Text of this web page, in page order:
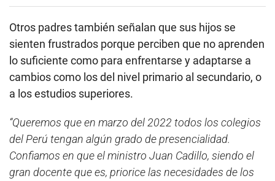
Otros padres también señalan que sus hijos se
sienten frustrados porque perciben que no aprenden
lo suficiente como para enfrentarse y adaptarse a
cambios como los del nivel primario al secundario, o
a los estudios superiores.
“Queremos que en marzo del 2022 todos los colegios
del Perú tengan algún grado de presencialidad.
Confiamos en que el ministro Juan Cadillo, siendo el
gran docente que es, priorice las necesidades de los